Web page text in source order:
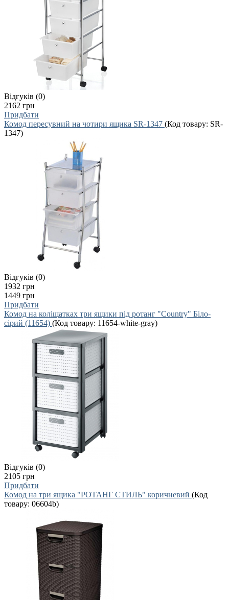
Відгуків (0)
2162 грн
Придбати
Комод пересувний на чотири ящика SR-1347 (Код товару: SR-
1347)
Відгуків (0)
1932 грн
1449 грн
Придбати
Комод на коліщатках три ящики під ротанг "Country" Біло-
сірий (11654) (Код товару: 11654-white-gray)
Відгуків (0)
2105 грн
Придбати
Комод на три ящика "РОТАНГ СТИЛЬ" коричневий (Код
товару: 06604b)